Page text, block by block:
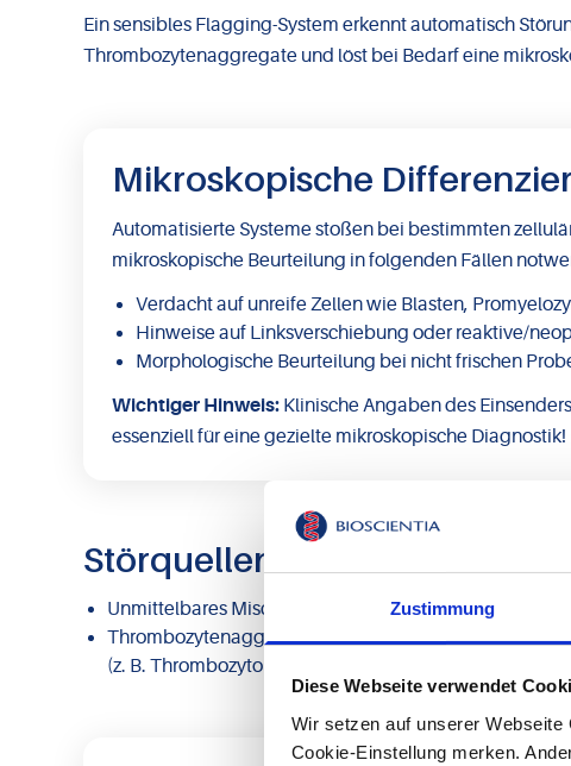
Zustimmung
Diese Webseite verwendet
Wir setzen auf unserer
Cookie-Einstellung merken.
Ein sensibles Flagging-System erkennt automatisch
Thrombozytenaggregate und löst bei Bedarf eine
Mikroskopische
Automatisierte Systeme stoßen bei bestimmten
mikroskopische Beurteilung in folgenden Fällen
Verdacht auf unreife Zellen wie Blasten,
Hinweise auf Linksverschiebung oder reaktive/
Morphologische Beurteilung bei nicht frischen
Wichtiger Hinweis: Klinische Angaben des
essenziell für eine gezielte mikroskopische Diagnostik!
Störquellen vermeiden –
Unmittelbares Mischen der Blutprobe nach Abnahme
Thrombozytenaggregate durch unzureichendes
(z. B. Thrombozytopenie) führen.